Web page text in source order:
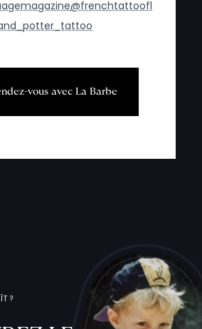
@frenchtattoofl
ndez-vous avec La Barbe
?